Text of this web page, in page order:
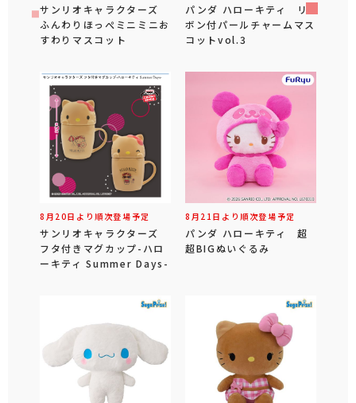
サンリオキャラクターズ
ふんわりほっぺミニミニお
すわりマスコット
パンダ ハローキティ リ
ボン付パールチャームマス
コットvol.3
8月20日より順次登場予定
サンリオキャラクターズ
フタ付きマグカップ-ハロ
ーキティ Summer Days-
8月21日より順次登場予定
パンダ ハローキティ 超
超BIGぬいぐるみ